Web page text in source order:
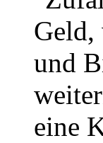
Geld,
und
eine